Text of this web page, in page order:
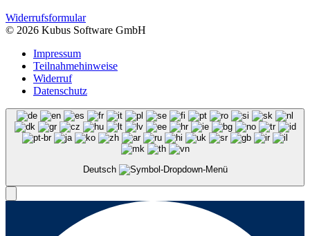
Widerrufsformular
© 2026 Kubus Software GmbH
Impressum
Teilnahmehinweise
Widerruf
Datenschutz
Deutsch